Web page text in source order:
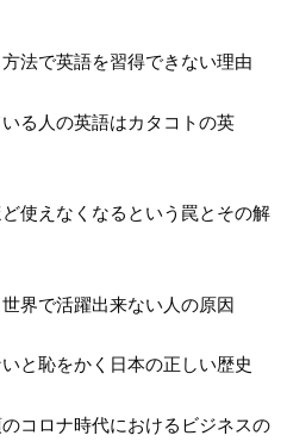
法で英語を習得できない理由
る人の英語はカタコトの英
使えなくなるという罠とその解
界で活躍出来ない人の原因
と恥をかく日本の正しい歴史
コロナ時代におけるビジネスの